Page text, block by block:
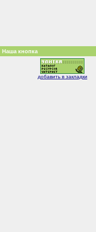
Наша кнопка
добавить в закладки